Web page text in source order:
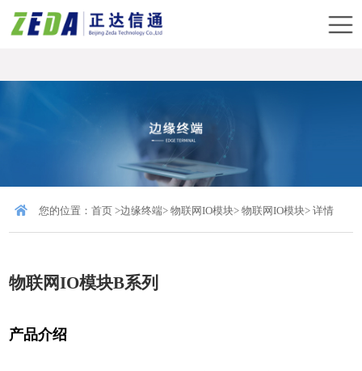
您的位置：首页 >边缘终端>物联网IO模块>物联网IO模块> 详情
物联网IO模块B系列
产品介绍